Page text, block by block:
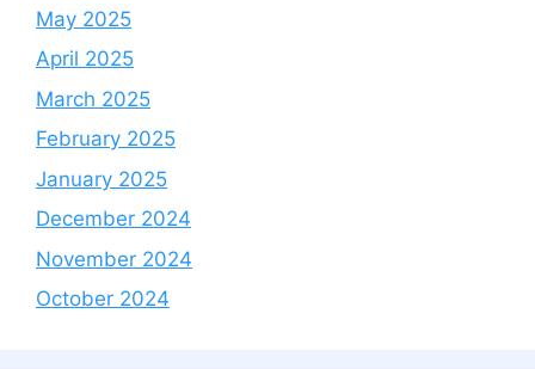
May 2025
April 2025
March 2025
February 2025
January 2025
December 2024
November 2024
October 2024